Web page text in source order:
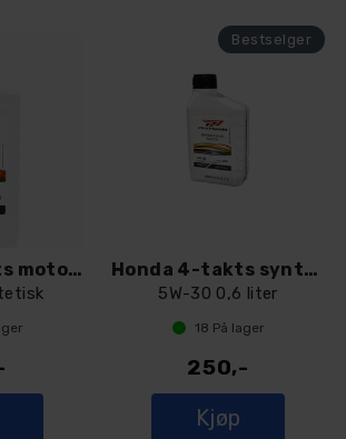
Honda 4-takts motorolje Honda 4-takts syntetisk motorolje
5W-30 0,6 liter
18 På lager
250,-
Kjøp